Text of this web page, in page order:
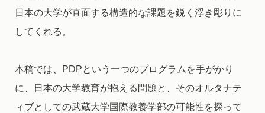
日本の大学が直面する構造的な課題を鋭く浮き彫りに
してくれる。
本稿では、PDPという一つのプログラムを手がかり
に、日本の大学教育が抱える問題と、そのオルタナテ
ィブとしての武蔵大学国際教養学部の可能性を探って